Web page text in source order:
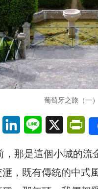
葡萄牙之旅（一）
Email LinkedInLine X
，那是這個小城的流
，既有傳統的中式